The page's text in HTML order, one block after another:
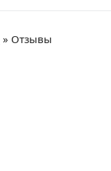
» Отзывы